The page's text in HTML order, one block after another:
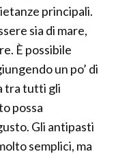
principali.
sia di mare,
È possibile
un po’ di
tra tutti gli
possa
Gli antipasti
semplici, ma